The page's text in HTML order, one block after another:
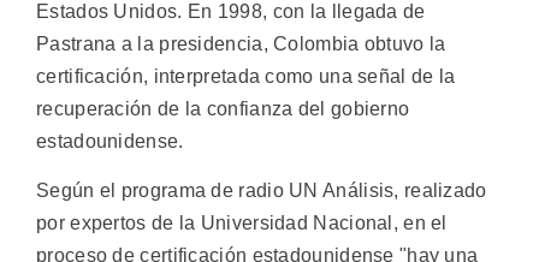
Estados Unidos. En 1998, con la llegada de
Pastrana a la presidencia, Colombia obtuvo la
certificación, interpretada como una señal de la
recuperación de la confianza del gobierno
estadounidense.
Según el programa de radio UN Análisis, realizado
por expertos de la Universidad Nacional, en el
proceso de certificación estadounidense "hay una